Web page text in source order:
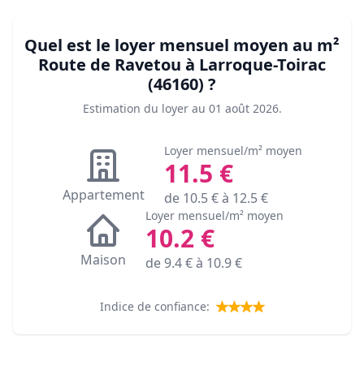
Quel est le loyer mensuel moyen au m²
Route de Ravetou à Larroque-Toirac
(46160) ?
Estimation du loyer au 01 août 2026.
Appartement
Loyer mensuel/m² moyen
11.5 €
de 10.5€ à 12.5€
Maison
Loyer mensuel/m² moyen
10.2 €
de9.4€ à 10.9€
Indice de confiance: